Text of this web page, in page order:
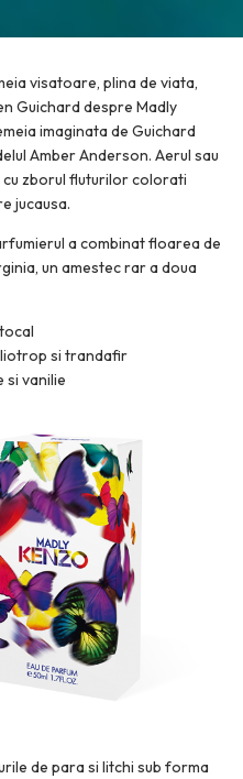
visatoare, plina de viata,
Guichard despre Madly
imaginata de Guichard
Amber Anderson. Aerul sau
zborul fluturilor colorati
jucausa.
a combinat floarea de
un amestec rar a doua
si trandafir
vanilie
de para si litchi sub forma